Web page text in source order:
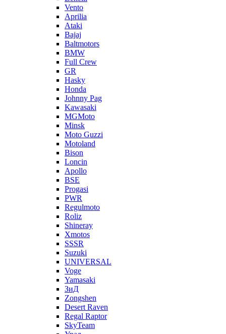
Vento
Aprilia
Ataki
Bajaj
Baltmotors
BMW
Full Crew
GR
Hasky
Honda
Johnny Pag
Kawasaki
MGMoto
Minsk
Moto Guzzi
Motoland
Bison
Loncin
Apollo
BSE
Progasi
PWR
Regulmoto
Roliz
Shineray
Xmotos
SSSR
Suzuki
UNIVERSAL
Voge
Yamasaki
ЗиД
Zongshen
Desert Raven
Regal Raptor
SkyTeam